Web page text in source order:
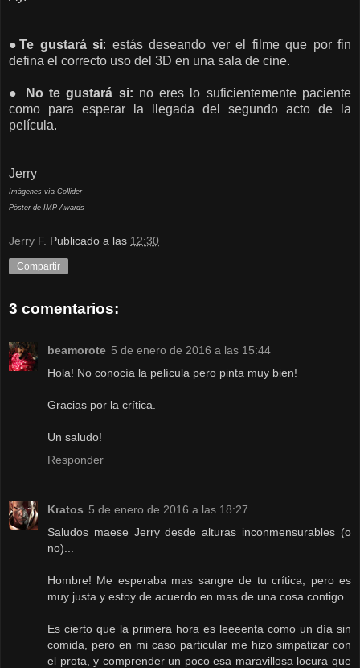
●Te gustará si: estás deseando ver el filme que por fin
defina el correcto uso del 3D en una sala de cine.
● No te gustará si: no eres lo suficientemente paciente
como para esperar la llegada del segundo acto de la
película.
Jerry
Imágenes vía Collider
Póster de IMP Awards
Jerry F. Publicado a las 12:30
Compartir
3 comentarios:
beamorote 5 de enero de 2016 a las 15:44
Hola! No conocía la película pero pinta muy bien!
Gracias por la crítica.
Un saludo!
Responder
Kratos 5 de enero de 2016 a las 18:27
Saludos maese Jerry desde alturas inconmensurables (o
no)...
Hombre! Me esperaba mas sangre de tu crítica, pero es
muy justa y estoy de acuerdo en mas de una cosa contigo.
Es cierto que la primera hora es leeeenta como un día sin
comida, pero en mi caso particular me hizo simpatizar con
el prota, y comprender un poco esa maravillosa locura que